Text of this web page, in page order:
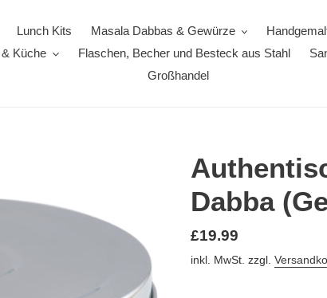
Lunch Kits Masala Dabbas & Gewürze
Küche
Flaschen, Becher und Besteck aus Stahl
Großhandel
Dabba
Normaler Preis
£19.99
inkl. MwSt. zzgl.